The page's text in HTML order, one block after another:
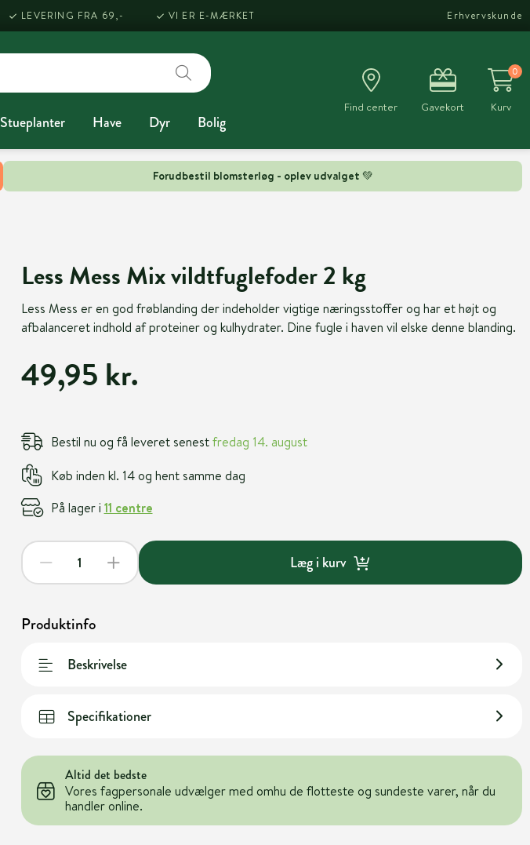
Forudbestil blomsterløg - oplev udvalget 💚
LEVERING FRA 69,- VI ER E-MÆRKET Erhvervskunde
Stueplanter Have Dyr Bolig
Find center Gavekort
0
Kurv
Less Mess Mix vildtfuglefoder 2 kg
Less Mess er en god frøblanding der indeholder vigtige næringsstoffer og har et højt og
afbalanceret indhold af proteiner og kulhydrater. Dine fugle i haven vil elske denne blanding.
49,95 kr.
Bestil nu og få leveret senestfredag 14. august
Køb inden kl. 14 og hent samme dag
På lager i 11 centre
Læg i kurv
Produktinfo
Beskrivelse
Specifikationer
Altid det bedste
Vores fagpersonale udvælger med omhu de flotteste og sundeste varer, når du
handler online.